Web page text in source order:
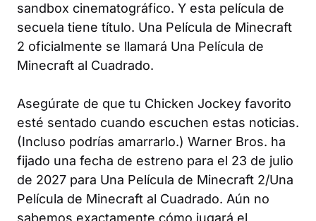
sandbox cinematográfico. Y esta película de
secuela tiene título. Una Película de Minecraft
2 oficialmente se llamará Una Película de
Minecraft al Cuadrado.
Asegúrate de que tu Chicken Jockey favorito
esté sentado cuando escuchen estas noticias.
(Incluso podrías amarrarlo.) Warner Bros. ha
fijado una fecha de estreno para el 23 de julio
de 2027 para Una Película de Minecraft 2/Una
Película de Minecraft al Cuadrado. Aún no
sabemos exactamente cómo jugará el